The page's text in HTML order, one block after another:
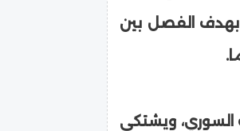
من حرب 6 أكتوبر/ تشرين الأول 1973، بهدف الفصل بين
السوري، ويشتكي